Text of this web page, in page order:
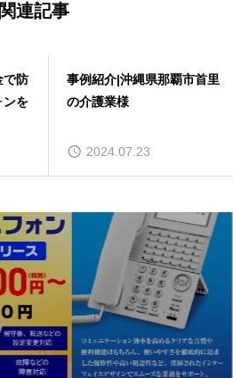
関連記事
事例紹介|沖縄県那覇市首里
の介護業様
2024.07.23